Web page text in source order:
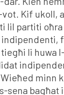
vot. Kif ukoll,
lil partiti oħra
li huwa
minn
sena bagħat